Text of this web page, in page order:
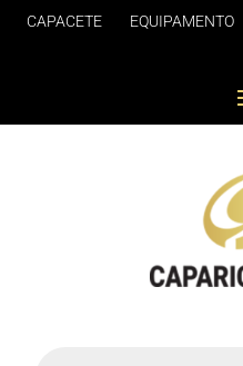
CAPACETE EQUIPAMENTO